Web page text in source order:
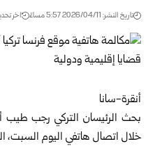
تاريخ النشر: 2026/04/11 5:57 مساءً اخر تحديث: 2026/04/
أنقرة-سانا
بحث الرئيسان التركي رجب طيب
خلال اتصال هاتفي اليوم السبت،